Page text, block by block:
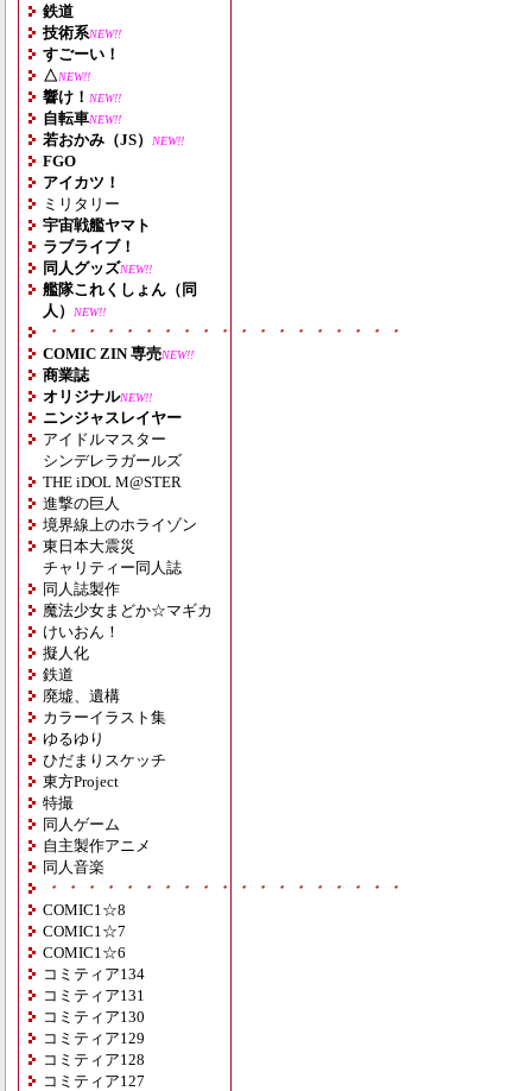
鉄道
技術系NEW!!
すごーい！
△NEW!!
響け！ NEW!!
自転車NEW!!
若おかみ（JS） NEW!!
FGO
アイカツ！
ミリタリー
宇宙戦艦ヤマト
ラブライブ！
同人グッズNEW!!
艦隊これくしょん（同
人）
NEW!!
・・・・・・・・・・・・・・・・・・・
COMIC ZIN 専売NEW!!
商業誌
オリジナルNEW!!
ニンジャスレイヤー
アイドルマスター
シンデレラガールズ
THE iDOL M@STER
進撃の巨人
境界線上のホライゾン
東日本大震災
チャリティー同人誌
同人誌製作
魔法少女まどか☆マギカ
けいおん！
擬人化
鉄道
廃墟、遺構
カラーイラスト集
ゆるゆり
ひだまりスケッチ
東方Project
特撮
同人ゲーム
自主製作アニメ
同人音楽
・・・・・・・・・・・・・・・・・・・
COMIC1☆8
COMIC1☆7
COMIC1☆6
コミティア134
コミティア131
コミティア130
コミティア129
コミティア128
コミティア127